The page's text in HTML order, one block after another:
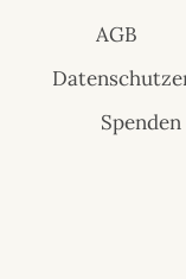
AGB
Spenden